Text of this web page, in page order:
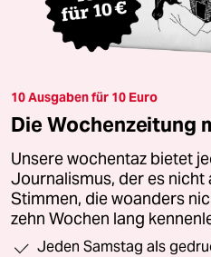
10 Ausgaben für 10 Euro
Die Wochenzeitung
Unsere wochentaz bietet
Journalismus, der es nicht
Stimmen, die woanders
zehn Wochen lang
Jeden Samstag als